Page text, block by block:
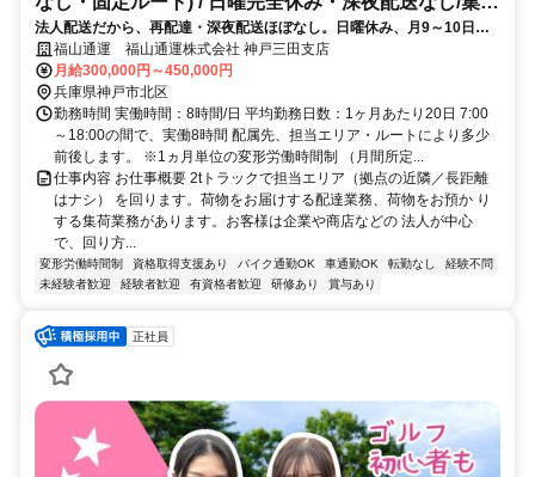
ﾄﾞﾗｲﾊﾞｰ2t(正社員)
法人配送だから、再配達・深夜配送ほぼなし。日曜休み、月9～10日休
み、転勤無と働きやすい環境
福山通運 福山通運株式会社 神戸三田支店
月給300,000円～450,000円
兵庫県神戸市北区
勤務時間 実働時間：8時間/日 平均勤務日数：1ヶ月あたり20日 7:00
～18:00の間で、実働8時間 配属先、担当エリア・ルートにより多少
前後します。 ※1ヵ月単位の変形労働時間制 （月間所定...
仕事内容 お仕事概要 2tトラックで担当エリア（拠点の近隣／長距離
はナシ） を回ります。荷物をお届けする配達業務、荷物をお預か り
する集荷業務があります。お客様は企業や商店などの 法人が中心
で、回り方...
変形労働時間制 資格取得支援あり バイク通勤OK 車通勤OK 転勤なし
経験不問
未経験者歓迎
経験者歓迎 有資格者歓迎 研修あり 賞与あり
正社員